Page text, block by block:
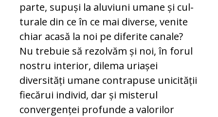
parte, supuși la aluviuni umane și cul­
turale din ce în ce mai diverse, venite
chiar acasă la noi pe diferite canale?
Nu trebuie să rezolvăm și noi, în forul
nos­tru interior, dilema uriașei
diversități umane contrapuse unicității
fiecărui in­divid, dar și misterul
convergenței pro­funde a valorilor